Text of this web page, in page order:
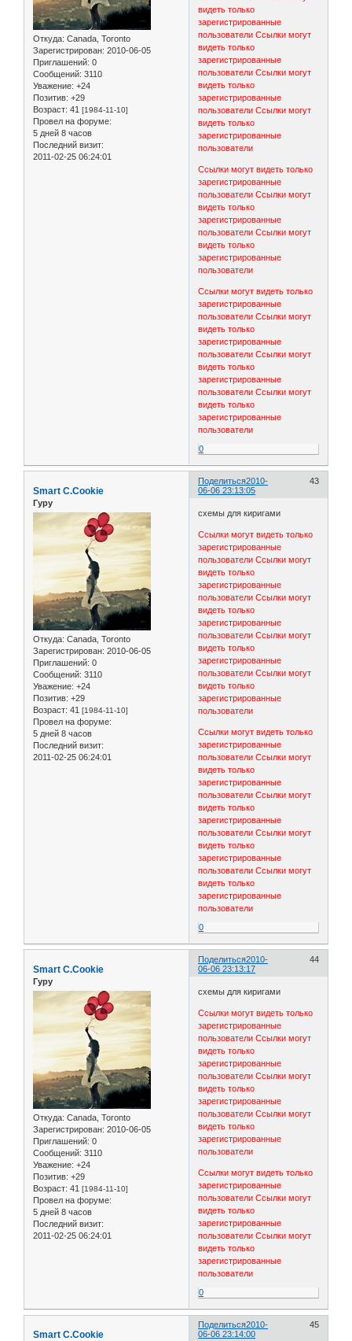
Откуда: Canada, Toronto
Зарегистрирован: 2010-06-05
Приглашений: 0
Сообщений: 3110
Уважение: +24
Позитив: +29
Возраст: 41 [1984-11-10]
Провел на форуме:
5 дней 8 часов
Последний визит:
2011-02-25 06:24:01
видеть только
зарегистрированные
пользователи Ссылки могут
видеть только
зарегистрированные
пользователи Ссылки могут
видеть только
зарегистрированные
пользователи Ссылки могут
видеть только
зарегистрированные
пользователи
Ссылки могут видеть только
зарегистрированные
пользователи Ссылки могут
видеть только
зарегистрированные
пользователи Ссылки могут
видеть только
зарегистрированные
пользователи
Ссылки могут видеть только
зарегистрированные
пользователи Ссылки могут
видеть только
зарегистрированные
пользователи Ссылки могут
видеть только
зарегистрированные
пользователи Ссылки могут
видеть только
зарегистрированные
пользователи
0
Поделиться 43
2010-
06-06 23:13:05
Smart C.Cookie
Гуру
Откуда: Canada, Toronto
Зарегистрирован: 2010-06-05
Приглашений: 0
Сообщений: 3110
Уважение: +24
Позитив: +29
Возраст: 41 [1984-11-10]
Провел на форуме:
5 дней 8 часов
Последний визит:
2011-02-25 06:24:01
схемы для киригами
Ссылки могут видеть только
зарегистрированные
пользователи Ссылки могут
видеть только
зарегистрированные
пользователи Ссылки могут
видеть только
зарегистрированные
пользователи Ссылки могут
видеть только
зарегистрированные
пользователи Ссылки могут
видеть только
зарегистрированные
пользователи
Ссылки могут видеть только
зарегистрированные
пользователи Ссылки могут
видеть только
зарегистрированные
пользователи Ссылки могут
видеть только
зарегистрированные
пользователи Ссылки могут
видеть только
зарегистрированные
пользователи Ссылки могут
видеть только
зарегистрированные
пользователи
0
Поделиться 44
2010-
06-06 23:13:17
Smart C.Cookie
Гуру
Откуда: Canada, Toronto
Зарегистрирован: 2010-06-05
Приглашений: 0
Сообщений: 3110
Уважение: +24
Позитив: +29
Возраст: 41 [1984-11-10]
Провел на форуме:
5 дней 8 часов
Последний визит:
2011-02-25 06:24:01
схемы для киригами
Ссылки могут видеть только
зарегистрированные
пользователи Ссылки могут
видеть только
зарегистрированные
пользователи Ссылки могут
видеть только
зарегистрированные
пользователи Ссылки могут
видеть только
зарегистрированные
пользователи
Ссылки могут видеть только
зарегистрированные
пользователи Ссылки могут
видеть только
зарегистрированные
пользователи Ссылки могут
видеть только
зарегистрированные
пользователи
0
Поделиться 45
2010-
06-06 23:14:00
Smart C.Cookie